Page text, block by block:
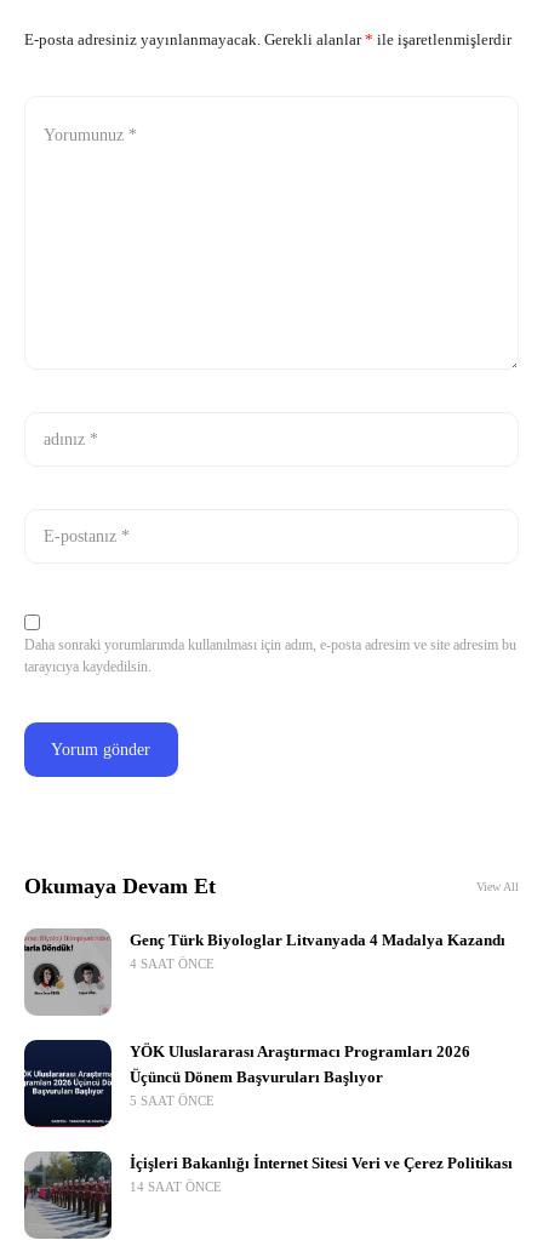
E-posta adresiniz yayınlanmayacak. Gerekli alanlar* ile işaretlenmişlerdir
Daha sonraki yorumlarımda kullanılması için adım, e-posta adresim ve site adresim bu
tarayıcıya kaydedilsin.
Okumaya Devam Et View All
Genç Türk Biyologlar Litvanyada 4 Madalya Kazandı
4 SAAT ÖNCE
YÖK Uluslararası Araştırmacı Programları 2026
Üçüncü Dönem Başvuruları Başlıyor
5 SAAT ÖNCE
İçişleri Bakanlığı İnternet Sitesi Veri ve Çerez Politikası
14 SAAT ÖNCE